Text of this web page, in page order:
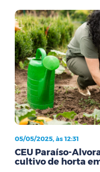
05/05/2025, às 12:31
CEU Paraíso-
cultivo de horta